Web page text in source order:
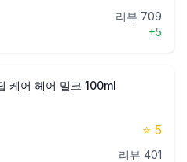
리뷰 709
+5
케어 헤어 밀크 100ml
⭐ 5
리뷰 401